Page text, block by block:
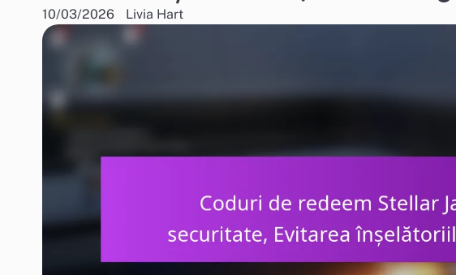
10/03/2026 Livia Hart